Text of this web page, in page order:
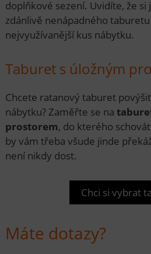
doplňkové sezení. Uvidíte, že si
zdánlivě nenápadného
nejvyužívanější kus nábytku.
Taburet s úložným
Chcete ratanový taburet
nábytku? Zaměřte se na
prostorem, do kterého
by vám třeba všude jinde
není nikdy dost.
Chci si vybrat
Máte dotazy?